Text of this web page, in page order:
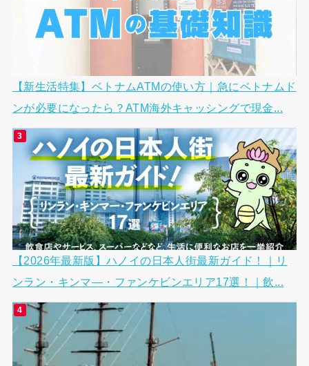
【新生活特集】ベトナムATMの使い方｜急にベトナムド
ンが必要になったら？ATM海外キャッシングで現金...
【2026年最新版】ハノイの日本人街最新ガイド！｜リ
ンラン・キンマ―・ファンケビンエリア17選！｜飲...